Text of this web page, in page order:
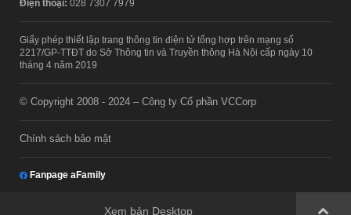
Điện thoại: 028 7307 7979
Giấy phép thiết lập trang thông tin điện tử tổng hợp trên mạng số
2217/GP-TTĐT do Sở Thông tin và Truyền thông Hà Nội cấp ngày 10
tháng 4 năm 2019
© Copyright 2008 - 2024 – Công ty Cổ phần VCCorp
Chính sách bảo mật
Fanpage aFamily
Xem bản Desktop